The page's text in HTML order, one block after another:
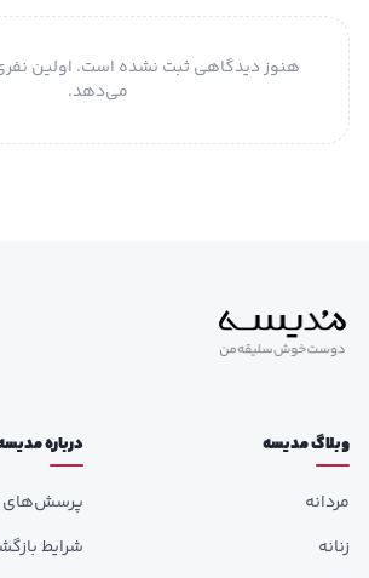
هنوز دیدگاهی ثبت نشده است. اولین
می‌دهد.
وبلاگ مدیسه
مردانه
زنانه
درباره
پرسش‌های
شرایط